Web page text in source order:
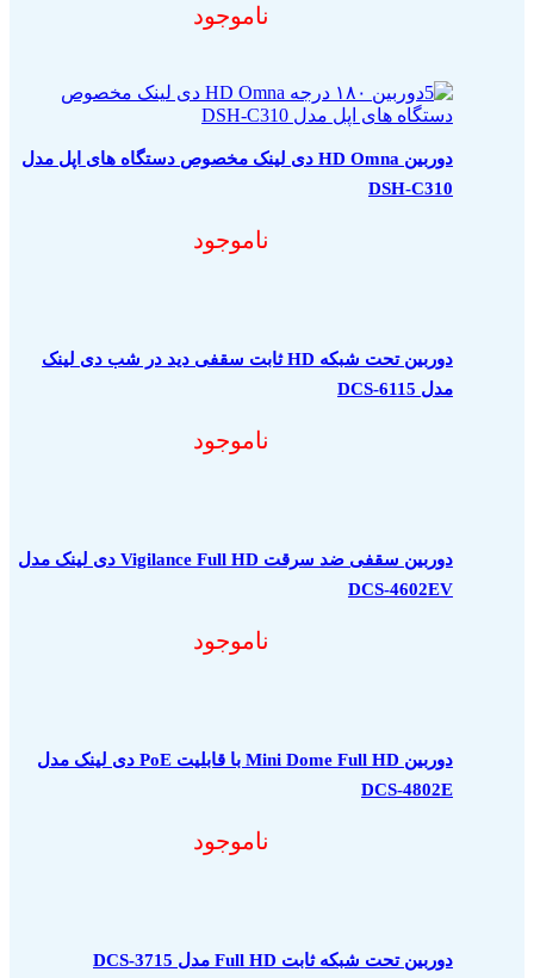
ناموجود
دوربین HD Omna دی لینک مخصوص دستگاه های اپل مدل
DSH-C310
ناموجود
دوربین تحت شبکه HD ثابت سقفی دید در شب دی لینک
مدل DCS-6115
ناموجود
دوربین سقفی ضد سرقت Vigilance Full HD دی لینک مدل
DCS-4602EV
ناموجود
دوربین Mini Dome Full HD با قابلیت PoE دی لینک مدل
DCS-4802E
ناموجود
دوربین تحت شبکه ثابت Full HD مدل DCS-3715